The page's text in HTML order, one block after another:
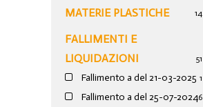
MATERIE PLASTICHE
14
FALLIMENTI E
LIQUIDAZIONI
51
Fallimento a del 21-03-2025 1
Fallimento a del 25-07-20246